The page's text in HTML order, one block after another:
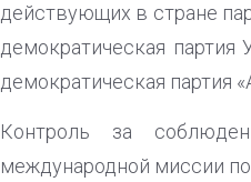
действующих в стране
демократическая
демократическая партия
Контроль за
международной миссии